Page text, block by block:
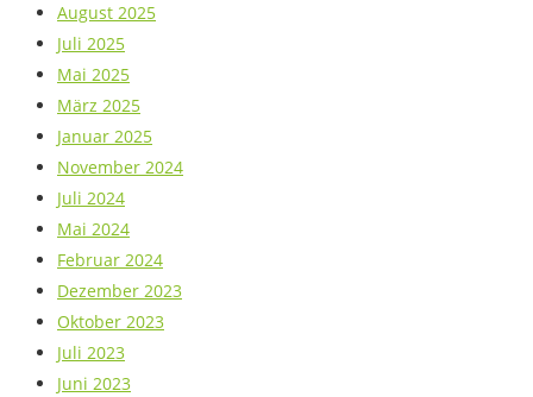
August 2025
Juli 2025
Mai 2025
März 2025
Januar 2025
November 2024
Juli 2024
Mai 2024
Februar 2024
Dezember 2023
Oktober 2023
Juli 2023
Juni 2023